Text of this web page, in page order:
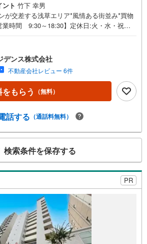
ント 竹下 幸男
が交差する浅草エリア*風情ある街並み*買物
業時間 9:30～18:30】定休日:火・水・祝日
早めにお電話ください。上記時間はお電話
なっております。「室内・現地を見学す
ご予約いただくとご見学がスムーズです。
】スター・マイカ・レジデンスは、スタ
ホールディングス（東証プライム上場）のグ
す。【各種ご相談も承っております】・引越
いて・FPによるライフプランシュミレーショ
ボーナスがもらえる「Yahoo！不動産物
ンペーン」の対象になります。※yahoo！JAP
インしてください※Pay Payボーナスは出金と
せん
デンス株式会社
不動産会社レビュー 6件
をもらう （無料）
話する （通話料無料）
検索条件を保存する
PR